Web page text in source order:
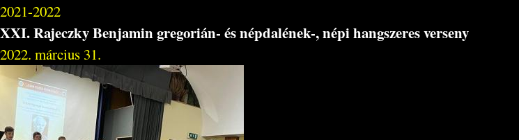
2021-2022
XXI. Rajeczky Benjamin gregorián- és népdalének-, népi hangszeres verseny
2022. március 31.